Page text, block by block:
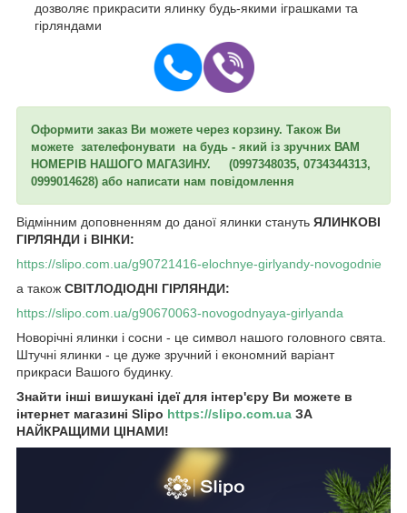
дозволяє прикрасити ялинку будь-якими іграшками та
гірляндами
Оформити заказ Ви можете через корзину. Також Ви
можете зателефонувати на будь - який із зручних ВАМ
НОМЕРІВ НАШОГО МАГАЗИНУ. (0997348035, 0734344313,
0999014628) або написати нам повідомлення
Відмінним доповненням до даної ялинки стануть ЯЛИНКОВІ
ГІРЛЯНДИ і ВІНКИ:
https://slipo.com.ua/g90721416-elochnye-girlyandy-novogodnie
а також СВІТЛОДІОДНІ ГІРЛЯНДИ:
https://slipo.com.ua/g90670063-novogodnyaya-girlyanda
Новорічні ялинки і сосни - це символ нашого головного свята.
Штучні ялинки - це дуже зручний і економний варіант
прикраси Вашого будинку.
Знайти інші вишукані ідеї для інтер'єру Ви можете в
інтернет магазині Slipo https://slipo.com.ua ЗА
НАЙКРАЩИМИ ЦІНАМИ!